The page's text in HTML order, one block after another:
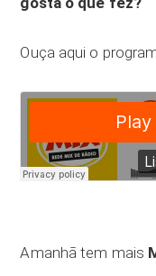
Ouça aqui o
Amanhã tem mais